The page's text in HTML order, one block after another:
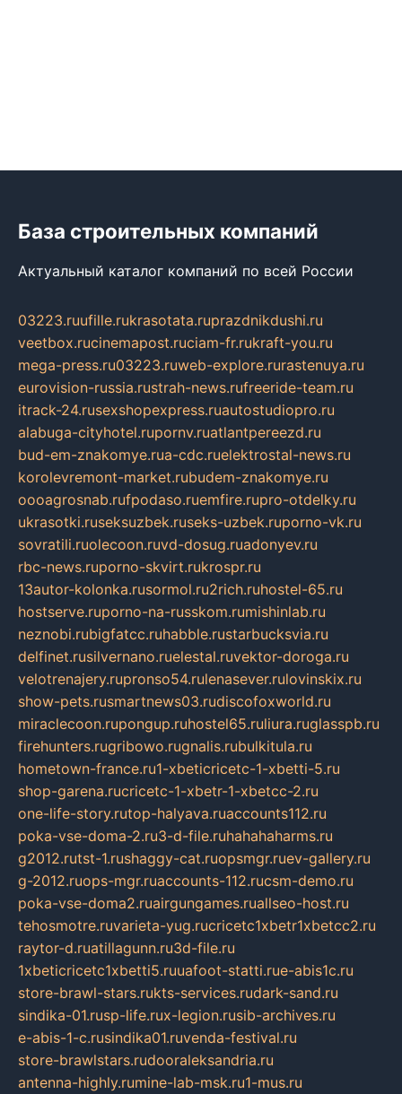
База строительных компаний
Актуальный каталог компаний по всей России
03223.ruufille.rukrasotata.ruprazdnikdushi.ru
veetbox.rucinemapost.ruciam-fr.rukraft-you.ru
mega-press.ru03223.ruweb-explore.rurastenuya.ru
eurovision-russia.rustrah-news.rufreeride-team.ru
itrack-24.rusexshopexpress.ruautostudiopro.ru
alabuga-cityhotel.rupornv.ruatlantpereezd.ru
bud-em-znakomye.rua-cdc.ruelektrostal-news.ru
korolevremont-market.rubudem-znakomye.ru
oooagrosnab.rufpodaso.ruemfire.rupro-otdelky.ru
ukrasotki.ruseksuzbek.ruseks-uzbek.ruporno-vk.ru
sovratili.ruolecoon.ruvd-dosug.ruadonyev.ru
rbc-news.ruporno-skvirt.rukrospr.ru
13autor-kolonka.rusormol.ru2rich.ruhostel-65.ru
hostserve.ruporno-na-russkom.rumishinlab.ru
neznobi.rubigfatcc.ruhabble.rustarbucksvia.ru
delfinet.rusilvernano.ruelestal.ruvektor-doroga.ru
velotrenajery.rupronso54.rulenasever.rulovinskix.ru
show-pets.rusmartnews03.rudiscofoxworld.ru
miraclecoon.rupongup.ruhostel65.ruliura.ruglasspb.ru
firehunters.rugribowo.rugnalis.rubulkitula.ru
hometown-france.ru1-xbeticricetc-1-xbetti-5.ru
shop-garena.rucricetc-1-xbetr-1-xbetcc-2.ru
one-life-story.rutop-halyava.ruaccounts112.ru
poka-vse-doma-2.ru3-d-file.ruhahahaharms.ru
g2012.rutst-1.rushaggy-cat.ruopsmgr.ruev-gallery.ru
g-2012.ruops-mgr.ruaccounts-112.rucsm-demo.ru
poka-vse-doma2.ruairgungames.ruallseo-host.ru
tehosmotre.ruvarieta-yug.rucricetc1xbetr1xbetcc2.ru
raytor-d.ruatillagunn.ru3d-file.ru
1xbeticricetc1xbetti5.ruuafoot-statti.rue-abis1c.ru
store-brawl-stars.rukts-services.rudark-sand.ru
sindika-01.rusp-life.rux-legion.rusib-archives.ru
e-abis-1-c.rusindika01.ruvenda-festival.ru
store-brawlstars.rudooraleksandria.ru
antenna-highly.rumine-lab-msk.ru1-mus.ru